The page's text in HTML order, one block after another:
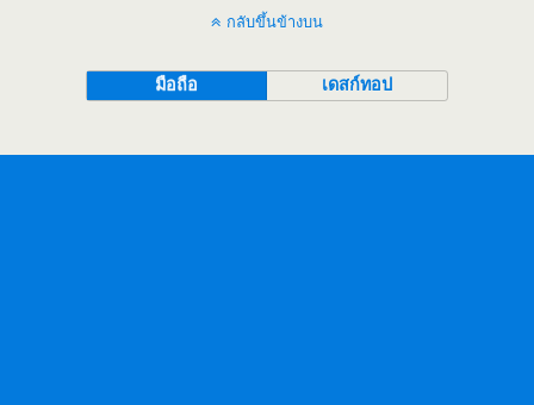
กลับขึ้นข้างบน
มือถือ เดสก์ทอป